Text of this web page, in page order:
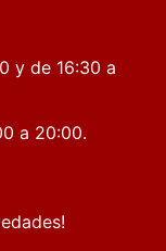
y de 16:30 a
a 20:00.